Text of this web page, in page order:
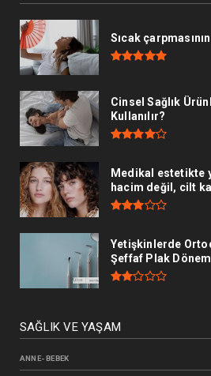
Sıcak
Cinsel Sağlık
Kullanılır?
Medikal estetikte
hacim değil, cilt
Yetişkinlerde
Şeffaf Plak
SAĞLIK VE YAŞAM
ANNE- BEBEK